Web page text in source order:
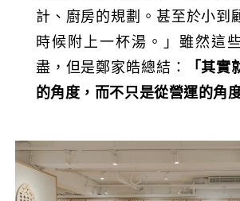
計、廚房的規劃。甚至於小到
時候附上一杯湯。」雖然這
盡，但是鄭家皓總結：
「其實
的角度，而不只是從營運的角度